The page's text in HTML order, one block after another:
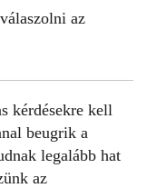
az
kérdésekre kell
beugrik a
legalább hat
az